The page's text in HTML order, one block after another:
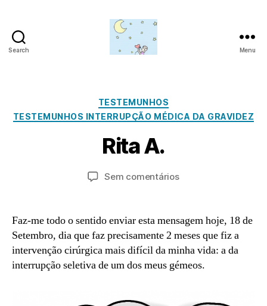
Search
da
lua
Menu
Categorias
TESTEMUNHOS
TESTEMUNHOS INTERRUPÇÃO MÉDICA DA GRAVIDEZ
Rita A.
Autor
o
r
d
Data
e
t
e
m
b
o
2
2
Sem comentáriosem
Faz-me todo o sentido enviar esta mensagem hoje, 18 de
Setembro, dia que faz precisamente 2 meses que fiz a
intervenção cirúrgica mais difícil da minha vida: a da
interrupção seletiva de um dos meus gémeos.